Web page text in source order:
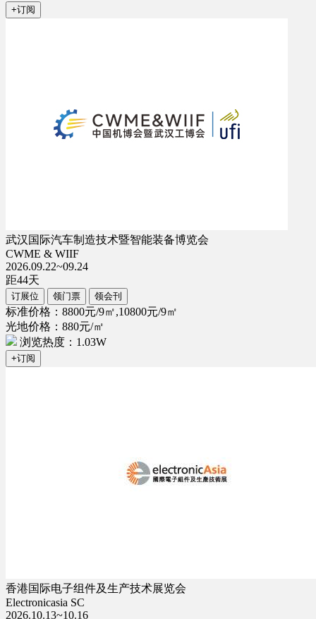
+订阅
武汉国际汽车制造技术暨智能装备博览会
CWME & WIIF
2026.09.22~09.24
距44天
订展位 领门票 领会刊
标准价格：8800元/9㎡,10800元/9㎡
光地价格：880元/㎡
浏览热度：1.03W
+订阅
香港国际电子组件及生产技术展览会
Electronicasia SC
2026.10.13~10.16